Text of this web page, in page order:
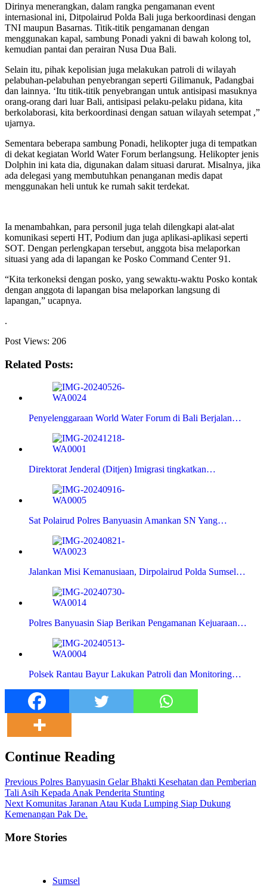
Dirinya menerangkan, dalam rangka pengamanan event
internasional ini, Ditpolairud Polda Bali juga berkoordinasi dengan
TNI maupun Basarnas. Titik-titik pengamanan dengan
menggunakan kapal, sambung Ponadi yakni di bawah kolong tol,
kemudian pantai dan perairan Nusa Dua Bali.
Selain itu, pihak kepolisian juga melakukan patroli di wilayah
pelabuhan-pelabuhan penyebrangan seperti Gilimanuk, Padangbai
dan lainnya. ‘Itu titik-titik penyebrangan untuk antisipasi masuknya
orang-orang dari luar Bali, antisipasi pelaku-pelaku pidana, kita
berkolaborasi, kita berkoordinasi dengan satuan wilayah setempat ,”
ujarnya.
Sementara beberapa sambung Ponadi, helikopter juga di tempatkan
di dekat kegiatan World Water Forum berlangsung. Helikopter jenis
Dolphin ini kata dia, digunakan dalam situasi darurat. Misalnya, jika
ada delegasi yang membutuhkan penanganan medis dapat
menggunakan heli untuk ke rumah sakit terdekat.
Ia menambahkan, para personil juga telah dilengkapi alat-alat
komunikasi seperti HT, Podium dan juga aplikasi-aplikasi seperti
SOT. Dengan perlengkapan tersebut, anggota bisa melaporkan
situasi yang ada di lapangan ke Posko Command Center 91.
“Kita terkoneksi dengan posko, yang sewaktu-waktu Posko kontak
dengan anggota di lapangan bisa melaporkan langsung di
lapangan,” ucapnya.
.
Post Views: 206
Related Posts:
Penyelenggaraan World Water Forum di Bali Berjalan…
Direktorat Jenderal (Ditjen) Imigrasi tingkatkan…
Sat Polairud Polres Banyuasin Amankan SN Yang…
Jalankan Misi Kemanusiaan, Dirpolairud Polda Sumsel…
Polres Banyuasin Siap Berikan Pengamanan Kejuaraan…
Polsek Rantau Bayur Lakukan Patroli dan Monitoring…
Continue Reading
Previous Polres Banyuasin Gelar Bhakti Kesehatan dan Pemberian
Tali Asih Kepada Anak Penderita Stunting
Next Komunitas Jaranan Atau Kuda Lumping Siap Dukung
Kemenangan Pak De.
More Stories
Sumsel